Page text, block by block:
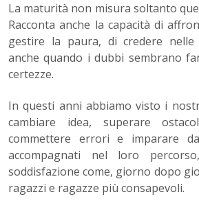
La maturità non misura soltanto
Racconta anche la capacità di
gestire la paura, di credere
anche quando i dubbi sembrano
certezze.
In questi anni abbiamo visto i
cambiare idea, superare
commettere errori e imparare
accompagnati nel loro
soddisfazione come, giorno dopo
ragazzi e ragazze più consapevoli.